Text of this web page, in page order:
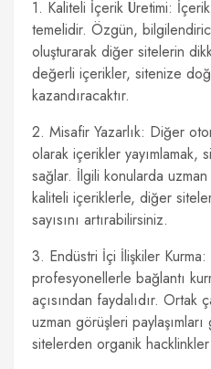
1. Kaliteli İçerik Üretimi:
temelidir. Özgün,
oluşturarak diğer sitelerin
değerli içerikler, sitenize
kazandıracaktır.
2. Misafir Yazarlık: Diğer
olarak içerikler yayımlamak,
sağlar. İlgili konularda
kaliteli içeriklerle, diğer
sayısını artırabilirsiniz.
3. Endüstri İçi İlişkiler
profesyonellerle bağlantı
açısından faydalıdır. Ortak
uzman görüşleri
sitelerden organik